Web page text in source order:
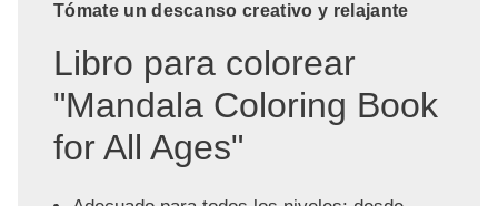
Tómate un descanso creativo y relajante
Libro para colorear
"Mandala Coloring Book
for All Ages"